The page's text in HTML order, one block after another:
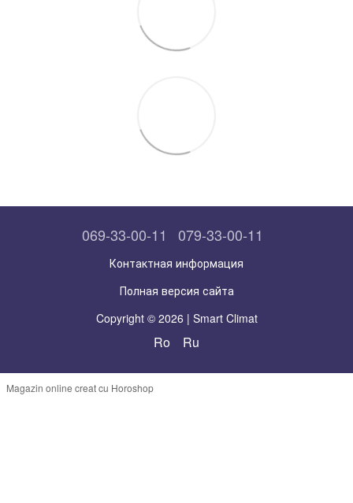
069-33-00-11 079-33-00-11
Контактная информация
Полная версия сайта
Copyright © 2026 | Smart Climat
Ro Ru
Magazin online creat cu Horoshop